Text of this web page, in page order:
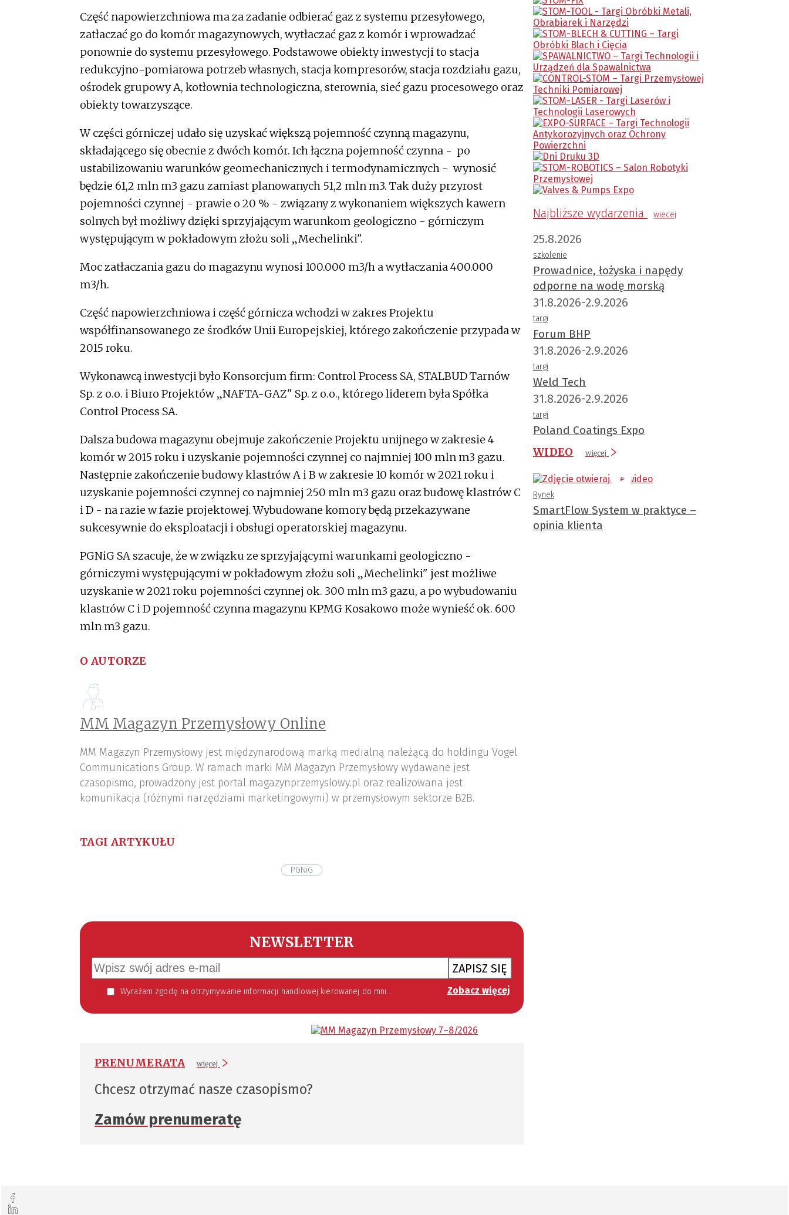
Część napowierzchniowa ma za zadanie odbierać gaz z systemu przesyłowego,
zatłaczać go do komór magazynowych, wytłaczać gaz z komór i wprowadzać
ponownie do systemu przesyłowego. Podstawowe obiekty inwestycji to stacja
redukcyjno-pomiarowa potrzeb własnych, stacja kompresorów, stacja rozdziału gazu,
ośrodek grupowy A, kotłownia technologiczna, sterownia, sieć gazu procesowego oraz
obiekty towarzyszące.
W części górniczej udało się uzyskać większą pojemność czynną magazynu,
składającego się obecnie z dwóch komór. Ich łączna pojemność czynna - po
ustabilizowaniu warunków geomechanicznych i termodynamicznych - wynosić
będzie 61,2 mln m3 gazu zamiast planowanych 51,2 mln m3. Tak duży przyrost
pojemności czynnej - prawie o 20 % - związany z wykonaniem większych kawern
solnych był możliwy dzięki sprzyjającym warunkom geologiczno - górniczym
występującym w pokładowym złożu soli „Mechelinki".
Moc zatłaczania gazu do magazynu wynosi 100.000 m3/h a wytłaczania 400.000
m3/h.
Część napowierzchniowa i część górnicza wchodzi w zakres Projektu
współfinansowanego ze środków Unii Europejskiej, którego zakończenie przypada w
2015 roku.
Wykonawcą inwestycji było Konsorcjum firm: Control Process SA, STALBUD Tarnów
Sp. z o.o. i Biuro Projektów „NAFTA-GAZ" Sp. z o.o., którego liderem była Spółka
Control Process SA.
Dalsza budowa magazynu obejmuje zakończenie Projektu unijnego w zakresie 4
komór w 2015 roku i uzyskanie pojemności czynnej co najmniej 100 mln m3 gazu.
Następnie zakończenie budowy klastrów A i B w zakresie 10 komór w 2021 roku i
uzyskanie pojemności czynnej co najmniej 250 mln m3 gazu oraz budowę klastrów C
i D - na razie w fazie projektowej. Wybudowane komory będą przekazywane
sukcesywnie do eksploatacji i obsługi operatorskiej magazynu.
PGNiG SA szacuje, że w związku ze sprzyjającymi warunkami geologiczno -
górniczymi występującymi w pokładowym złożu soli „Mechelinki" jest możliwe
uzyskanie w 2021 roku pojemności czynnej ok. 300 mln m3 gazu, a po wybudowaniu
klastrów C i D pojemność czynna magazynu KPMG Kosakowo może wynieść ok. 600
mln m3 gazu.
O AUTORZE
MM Magazyn Przemysłowy Online
MM Magazyn Przemysłowy jest międzynarodową marką medialną należącą do holdingu Vogel
Communications Group. W ramach marki MM Magazyn Przemysłowy wydawane jest
czasopismo, prowadzony jest portal magazynprzemyslowy.pl oraz realizowana jest
komunikacja (różnymi narzędziami marketingowymi) w przemysłowym sektorze B2B.
TAGI ARTYKUŁU
PGNiG
NEWSLETTER
ZAPISZ SIĘ
Wyrażam zgodę na otrzymywanie informacji handlowej kierowanej do mnie za pomocą środków komunikacji elektronicznej w szczególności poczty elektronicznej zgodnie z przepisem art. 10 ust 2 ustawy z dnia 18 lipca 2002 roku o świadczeniu usług drogą elektroniczną (Dz. U. 144 z 2002 r. poz. 1204). Zgoda jest dobrowolna, jednak jej wyrażenie jest konieczne, aby otrzymywać newsletter. Zobacz więcej
PRENUMERATA więcej
Chcesz otrzymać nasze czasopismo?
Zamów prenumeratę
Najbliższe wydarzenia wiecej
25.8.2026
szkolenie
Prowadnice, łożyska i napędy
odporne na wodę morską
31.8.2026-2.9.2026
targi
Forum BHP
31.8.2026-2.9.2026
targi
Weld Tech
31.8.2026-2.9.2026
targi
Poland Coatings Expo
WIDEO
więcej
Rynek
SmartFlow System w praktyce –
opinia klienta